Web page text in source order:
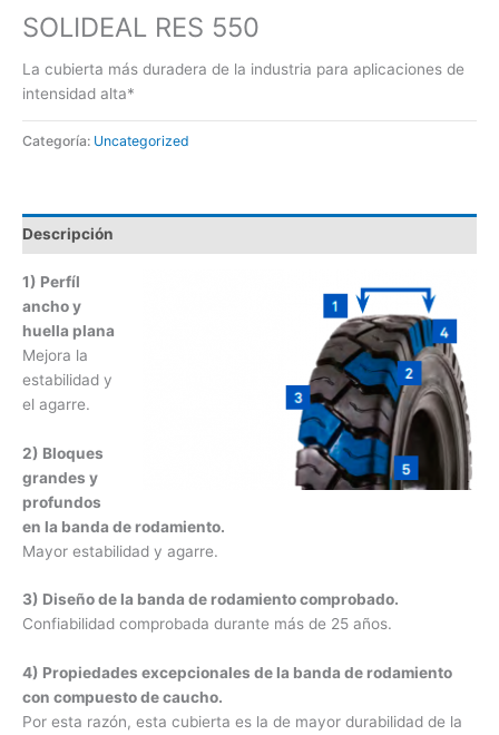
SOLIDEAL RES 550
La cubierta más duradera de la industria para aplicaciones de
intensidad alta*
Categoría: Uncategorized
Descripción
1) Perfíl
ancho y
huella plana
Mejora la
estabilidad y
el agarre.
2) Bloques
grandes y
profundos
en la banda de rodamiento.
Mayor estabilidad y agarre.
3) Diseño de la banda de rodamiento comprobado.
Confiabilidad comprobada durante más de 25 años.
4) Propiedades excepcionales de la banda de rodamiento
con compuesto de caucho.
Por esta razón, esta cubierta es la de mayor durabilidad de la